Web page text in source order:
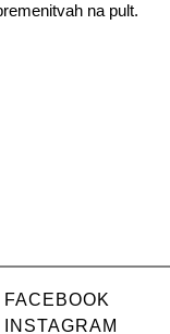
na pult.
FACEBOOK
INSTAGRAM